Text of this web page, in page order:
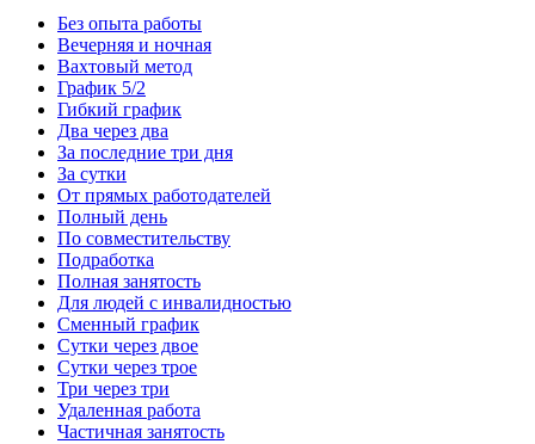
Без опыта работы
Вечерняя и ночная
Вахтовый метод
График 5/2
Гибкий график
Два через два
За последние три дня
За сутки
От прямых работодателей
Полный день
По совместительству
Подработка
Полная занятость
Для людей с инвалидностью
Сменный график
Сутки через двое
Сутки через трое
Три через три
Удаленная работа
Частичная занятость